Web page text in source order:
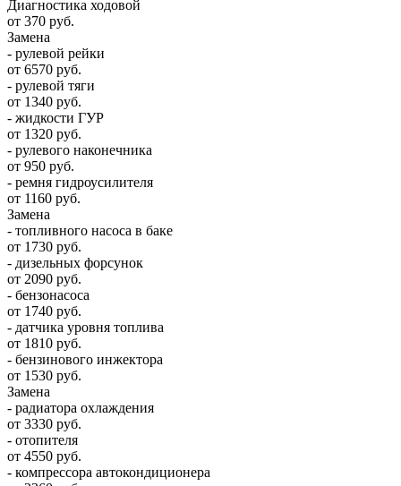
Диагностика ходовой
от 370 руб.
Замена
- рулевой рейки
от 6570 руб.
- рулевой тяги
от 1340 руб.
- жидкости ГУР
от 1320 руб.
- рулевого наконечника
от 950 руб.
- ремня гидроусилителя
от 1160 руб.
Замена
- топливного насоса в баке
от 1730 руб.
- дизельных форсунок
от 2090 руб.
- бензонасоса
от 1740 руб.
- датчика уровня топлива
от 1810 руб.
- бензинового инжектора
от 1530 руб.
Замена
- радиатора охлаждения
от 3330 руб.
- отопителя
от 4550 руб.
- компрессора автокондиционера